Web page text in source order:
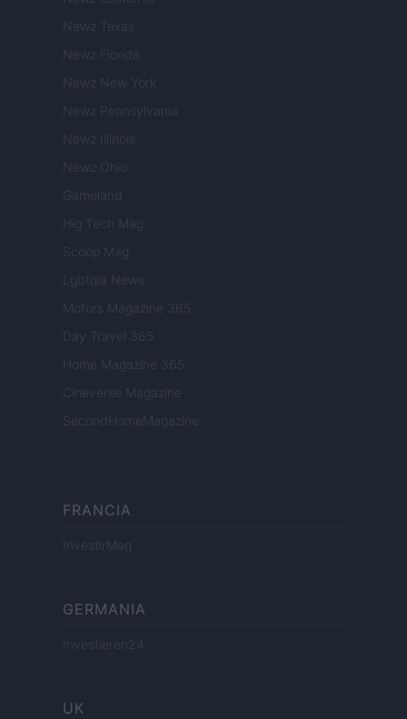
Newz Texas
Newz Florida
Newz New York
Newz Pennsylvania
Newz Illinois
Newz Ohio
Gameland
Hig Tech Mag
Scoop Mag
Lgbtqia News
Motors Magazine 365
Day Travel 365
Home Magazine 365
Cineverse Magazine
SecondHomeMagazine
FRANCIA
InvestirMag
GERMANIA
Investieren24
UK